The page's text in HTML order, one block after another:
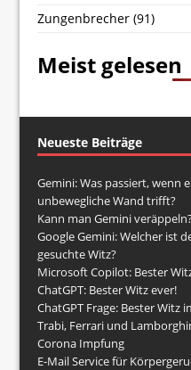
Zungenbrecher (91)
Meist gelesen
Neueste Beiträge
Gemini: Was passiert, wenn
unbewegliche Wand trifft?
Kann man Gemini
Google Gemini: Welcher ist
gesuchte Witz?
Microsoft Copilot: Bester
ChatGPT: Bester Witz ever!
ChatGPT Frage: Bester Witz
Trabi, Ferrari und
Corona Impfung
E-Mail Service für